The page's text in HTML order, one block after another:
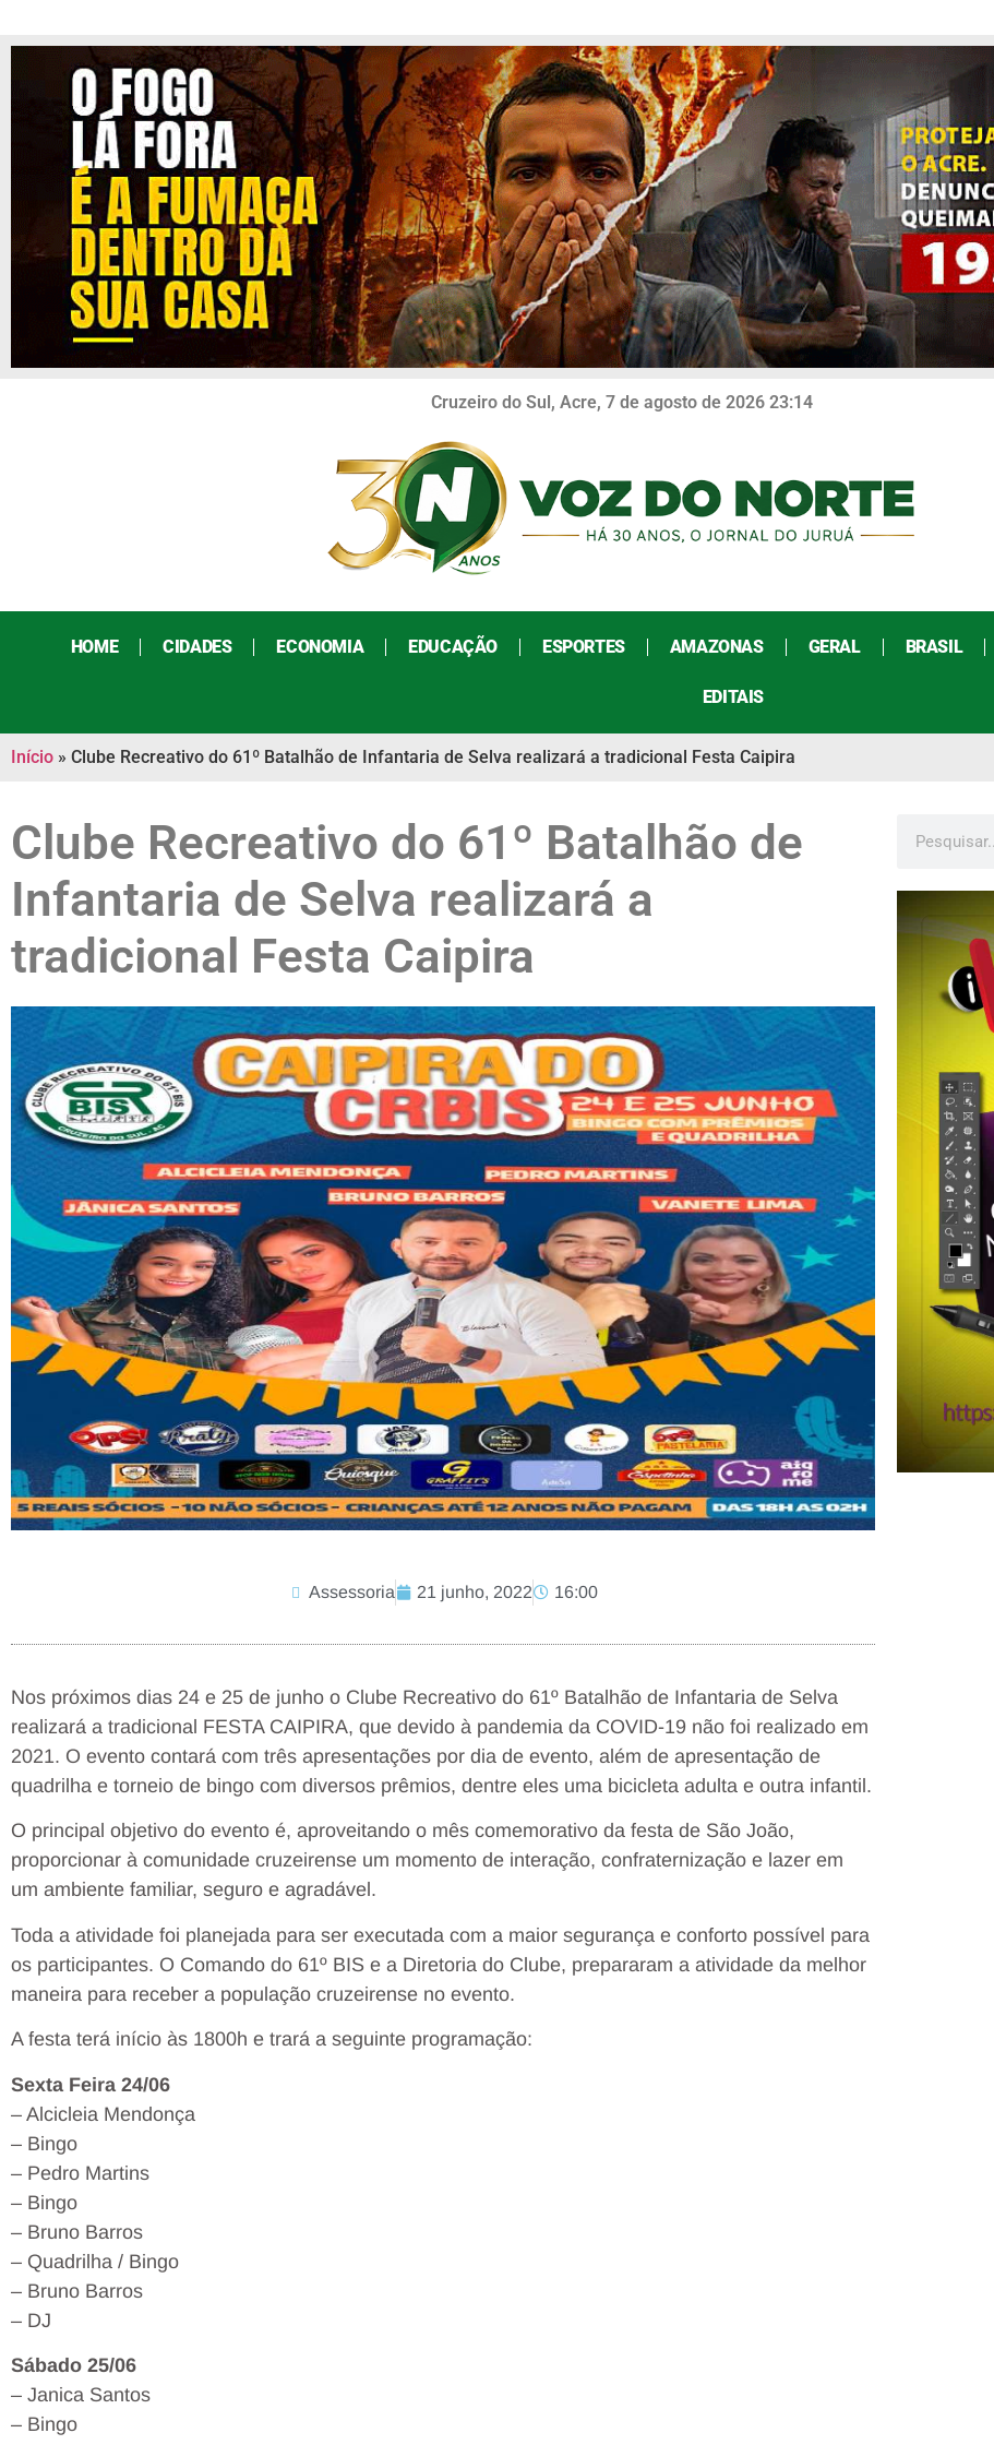
Cruzeiro do Sul, Acre, 7 de agosto de 2026 23:14
HOME CIDADES ECONOMIA EDUCAÇÃO ESPORTES AMAZONAS GERAL BRASIL
EDITAIS
Início » Clube Recreativo do 61º Batalhão de Infantaria de Selva realizará a tradicional Festa Caipira
Clube Recreativo do 61º Batalhão de
Infantaria de Selva realizará a
tradicional Festa Caipira
Assessoria 21 junho, 2022 16:00
Nos próximos dias 24 e 25 de junho o Clube Recreativo do 61º Batalhão de Infantaria de Selva
realizará a tradicional FESTA CAIPIRA, que devido à pandemia da COVID-19 não foi realizado em
2021. O evento contará com três apresentações por dia de evento, além de apresentação de
quadrilha e torneio de bingo com diversos prêmios, dentre eles uma bicicleta adulta e outra infantil.
O principal objetivo do evento é, aproveitando o mês comemorativo da festa de São João,
proporcionar à comunidade cruzeirense um momento de interação, confraternização e lazer em
um ambiente familiar, seguro e agradável.
Toda a atividade foi planejada para ser executada com a maior segurança e conforto possível para
os participantes. O Comando do 61º BIS e a Diretoria do Clube, prepararam a atividade da melhor
maneira para receber a população cruzeirense no evento.
A festa terá início às 1800h e trará a seguinte programação:
Sexta Feira 24/06
– Alcicleia Mendonça
– Bingo
– Pedro Martins
– Bingo
– Bruno Barros
– Quadrilha / Bingo
– Bruno Barros
– DJ
Sábado 25/06
– Janica Santos
– Bingo